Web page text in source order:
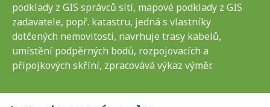
podklady z GIS správců sítí, mapové podklady z GIS
zadavatele, popř. katastru, jedná s vlastníky
dotčených nemovitostí, navrhuje trasy kabelů,
umístění podpěrných bodů, rozpojovacích a
přípojkových skříní, zpracovává výkaz výměr.